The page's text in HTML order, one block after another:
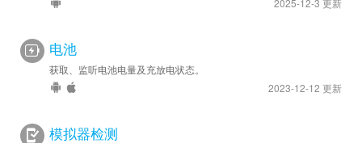
2025-12-3 更新
电池
获取、监听电池电量及充放电状态。
2023-12-12 更新
模拟器检测